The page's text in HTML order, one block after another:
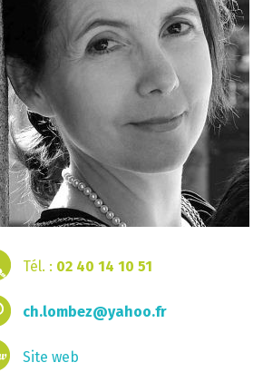
Tél. : 02 40 14 10 51
ch.lombez@yahoo.fr
Site web